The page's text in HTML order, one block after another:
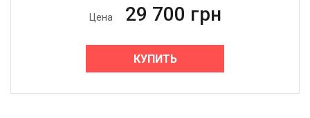
Цена 29 700 грн
КУПИТЬ